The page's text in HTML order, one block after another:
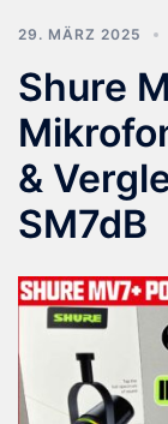
29. MÄRZ 2025
Shure
&
SM7dB